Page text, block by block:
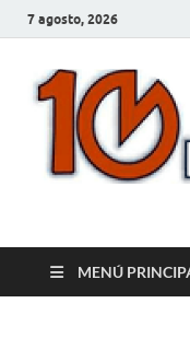
7 agosto, 2026
MENÚ